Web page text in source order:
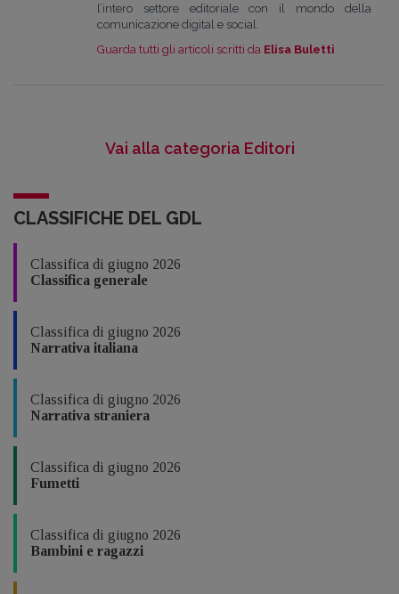
l’intero settore editoriale con il mondo della
comunicazione digital e social.
Guarda tutti gli articoli scritti da Elisa Buletti
Vai alla categoria Editori
CLASSIFICHE DEL GDL
Classifica di giugno 2026
Classifica generale
Classifica di giugno 2026
Narrativa italiana
Classifica di giugno 2026
Narrativa straniera
Classifica di giugno 2026
Fumetti
Classifica di giugno 2026
Bambini e ragazzi